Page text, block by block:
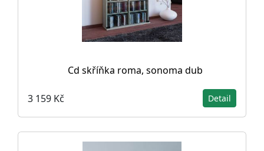
Cd skříňka roma, sonoma dub
3 159 Kč Detail